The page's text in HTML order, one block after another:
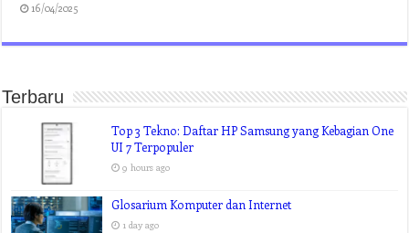
16/04/2025
Terbaru
Top 3 Tekno: Daftar HP Samsung yang Kebagian One
UI 7 Terpopuler
9 hours ago
Glosarium Komputer dan Internet
1 day ago